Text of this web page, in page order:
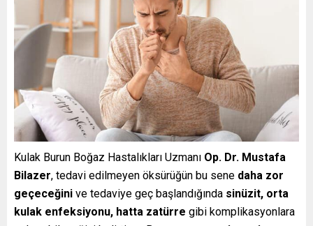
Kulak Burun Boğaz Hastalıkları Uzmanı Op. Dr. Mustafa
Bilazer, tedavi edilmeyen öksürüğün bu sene daha zor
geçeceğini ve tedaviye geç başlandığında sinüzit, orta
kulak enfeksiyonu, hatta zatürre gibi komplikasyonlara